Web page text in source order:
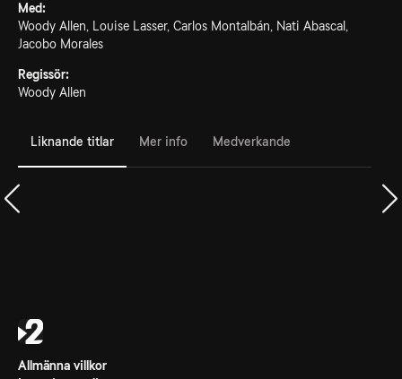
Med:
Woody Allen, Louise Lasser, Carlos Montalbán, Nati Abascal,
Jacobo Morales
Regissör:
Woody Allen
Liknande titlar Mer info Medverkande
Allmänna villkor